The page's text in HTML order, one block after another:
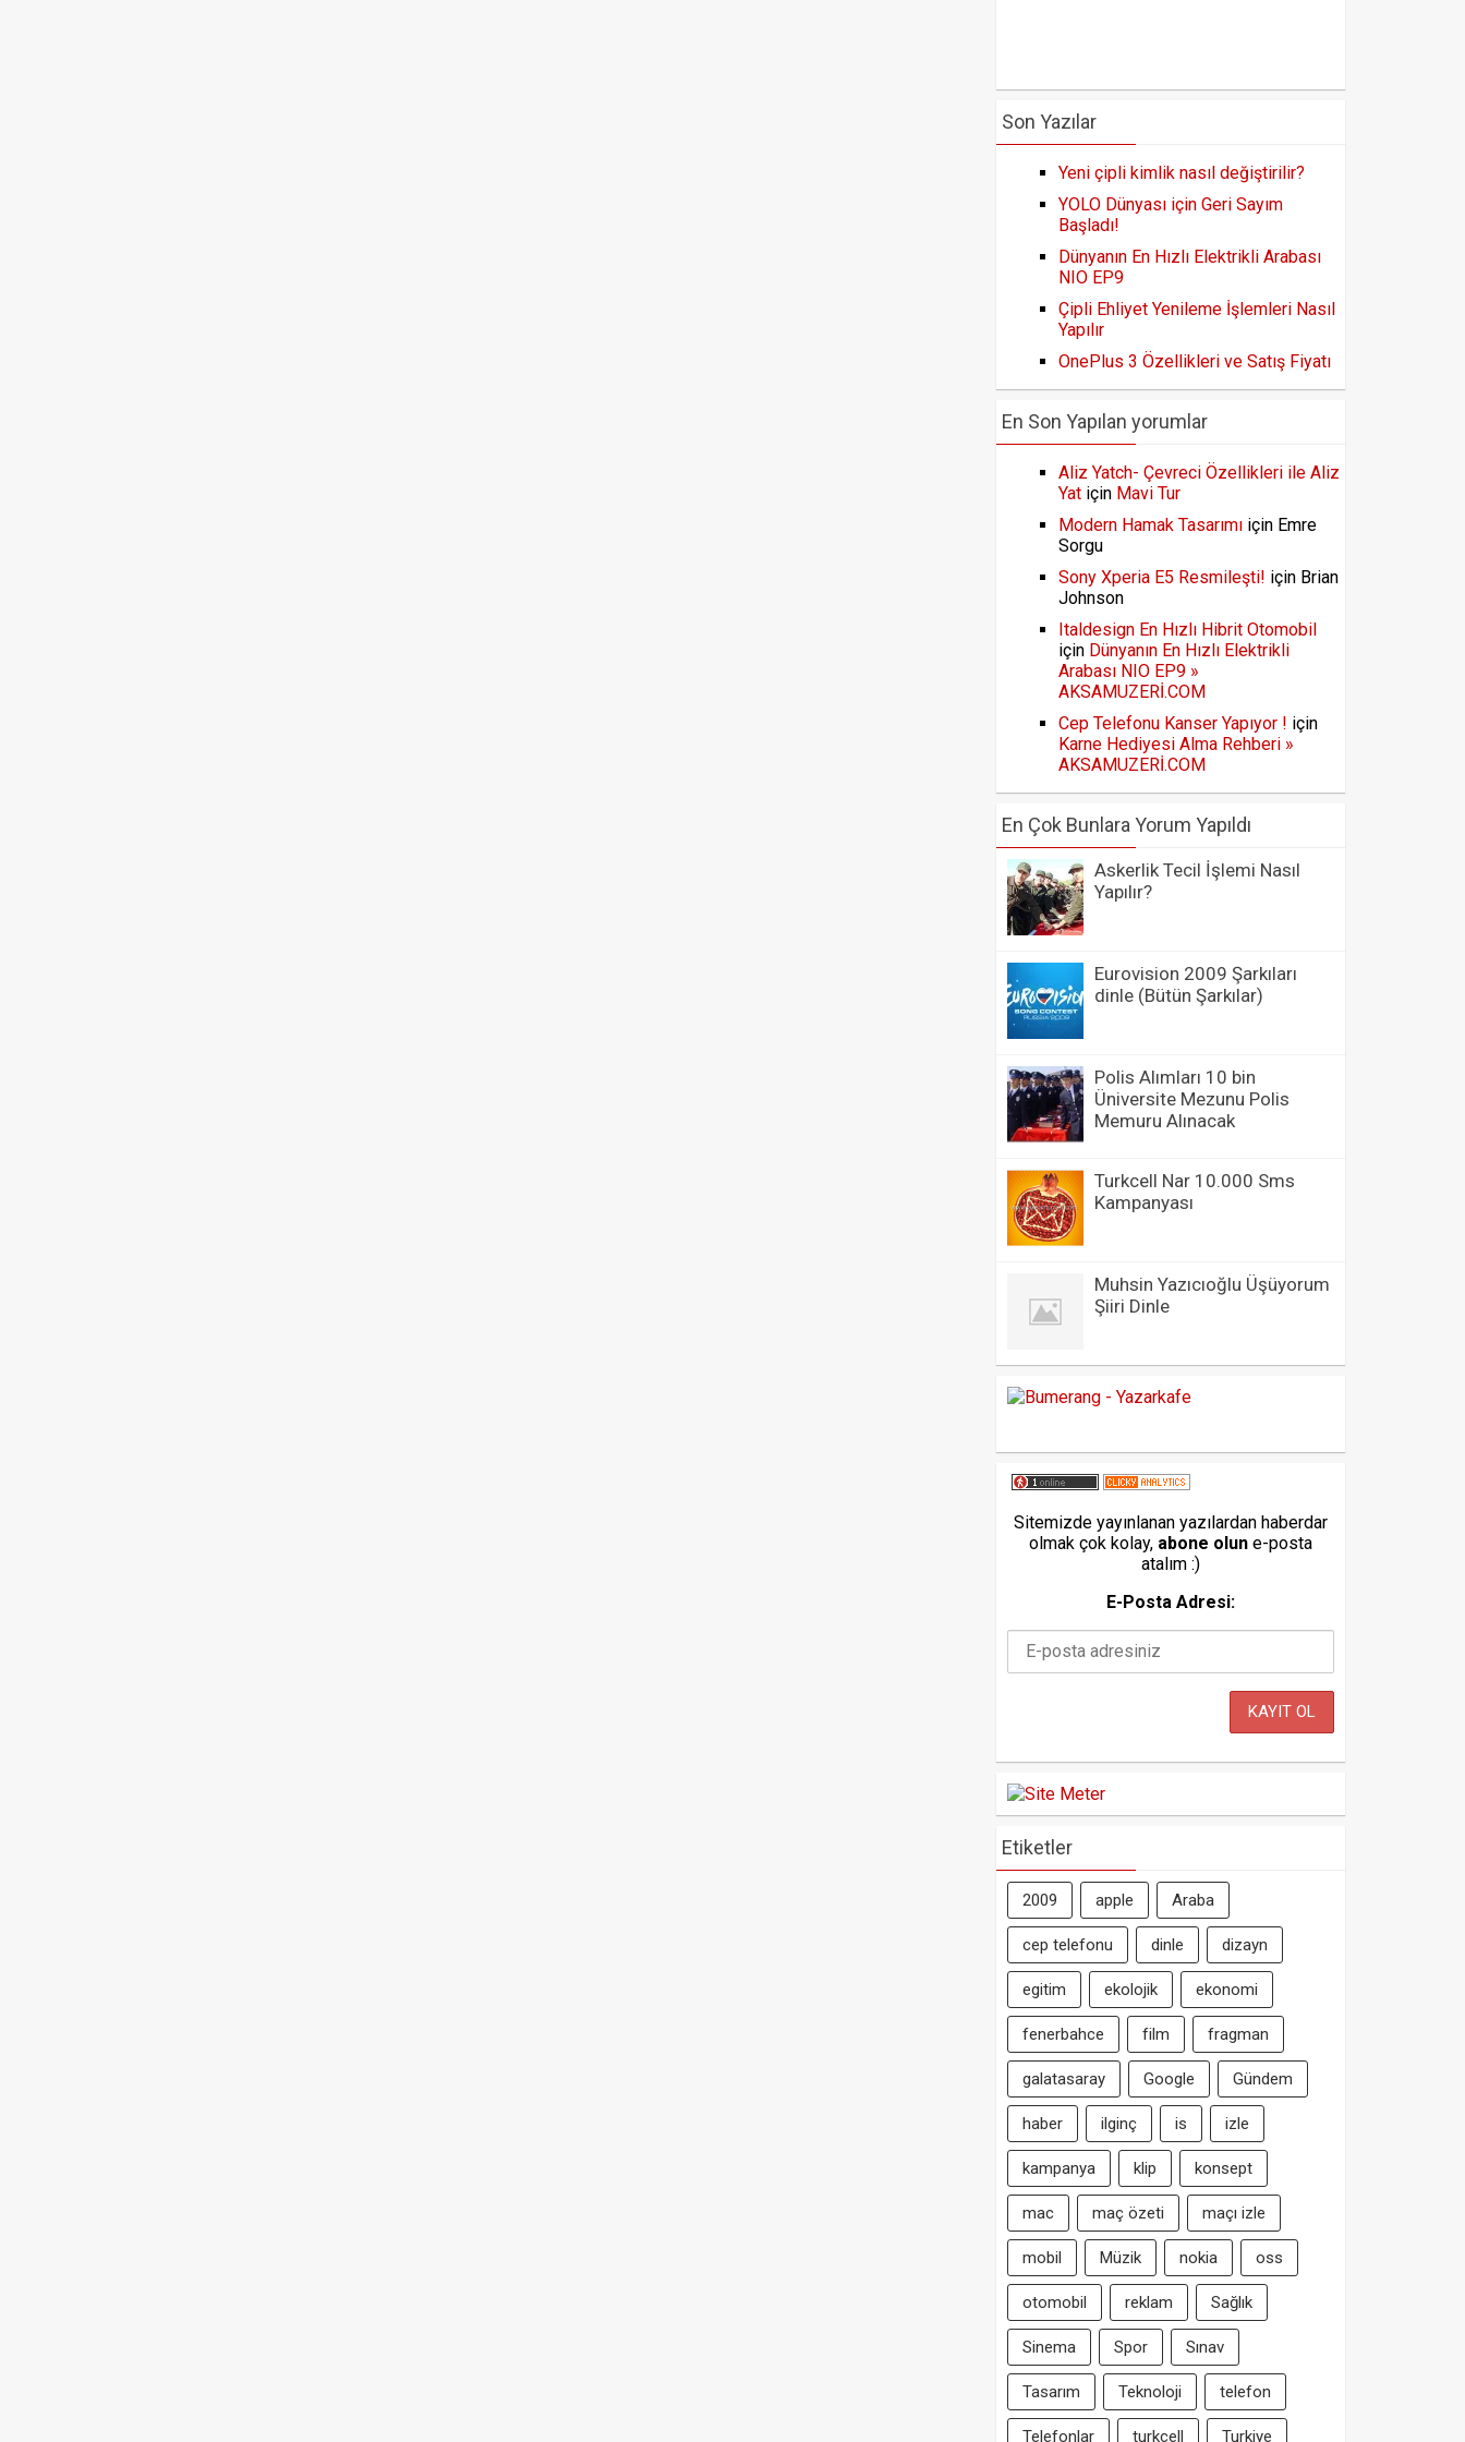
Son Yazılar
Yeni çipli kimlik nasıl değiştirilir?
YOLO Dünyası için Geri Sayım
Başladı!
Dünyanın En Hızlı Elektrikli Arabası
NIO EP9
Çipli Ehliyet Yenileme İşlemleri Nasıl
Yapılır
OnePlus 3 Özellikleri ve Satış Fiyatı
En Son Yapılan yorumlar
Aliz Yatch- Çevreci Özellikleri ile Aliz
Yat için Mavi Tur
Modern Hamak Tasarımı için Emre
Sorgu
Sony Xperia E5 Resmileşti! için Brian
Johnson
Italdesign En Hızlı Hibrit Otomobil
için Dünyanın En Hızlı Elektrikli
Arabası NIO EP9 »
AKSAMUZERİ.COM
Cep Telefonu Kanser Yapıyor ! için
Karne Hediyesi Alma Rehberi »
AKSAMUZERİ.COM
En Çok Bunlara Yorum Yapıldı
Askerlik Tecil İşlemi Nasıl
Yapılır?
Eurovision 2009 Şarkıları
dinle (Bütün Şarkılar)
Polis Alımları 10 bin
Üniversite Mezunu Polis
Memuru Alınacak
Turkcell Nar 10.000 Sms
Kampanyası
Muhsin Yazıcıoğlu Üşüyorum
Şiiri Dinle
Sitemizde yayınlanan yazılardan haberdar
olmak çok kolay, abone olun e-posta
atalım :)
E-Posta Adresi:
Etiketler
2009 apple Araba
cep telefonu dinle dizayn
egitim ekolojik ekonomi
fenerbahce film fragman
galatasaray Google Gündem
haber ilginç is izle
kampanya klip konsept
mac maç özeti maçı izle
mobil Müzik nokia oss
otomobil reklam Sağlık
Sinema Spor Sınav
Tasarım Teknoloji telefon
Telefonlar turkcell Turkiye